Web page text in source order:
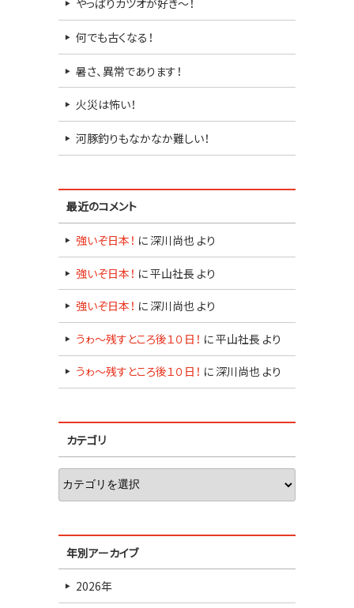
やっぱりカツオが好き～！
何でも古くなる！
暑さ、異常であります！
火災は怖い！
河豚釣りもなかなか難しい！
最近のコメント
強いぞ日本！ に 深川尚也 より
強いぞ日本！ に平山社長 より
強いぞ日本！ に 深川尚也 より
うゎ～残すところ後１０日！ に平山社長 より
うゎ～残すところ後１０日！ に 深川尚也 より
カテゴリ
年別アーカイブ
2026年